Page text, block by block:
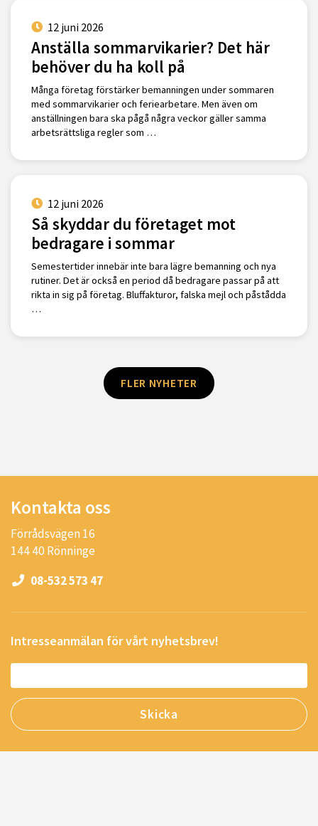
12 juni 2026
Anställa sommarvikarier? Det här
behöver du ha koll på
Många företag förstärker bemanningen under sommaren
med sommarvikarier och feriearbetare. Men även om
anställningen bara ska pågå några veckor gäller samma
arbetsrättsliga regler som …
12 juni 2026
Så skyddar du företaget mot
bedragare i sommar
Semestertider innebär inte bara lägre bemanning och nya
rutiner. Det är också en period då bedragare passar på att
rikta in sig på företag. Bluffakturor, falska mejl och påstådda
…
FLER NYHETER
Kontakta oss
Förrådsvägen 16
144 40 Rönninge
08-532 573 47
Intresseanmälan för vårt nyhetsbrev!